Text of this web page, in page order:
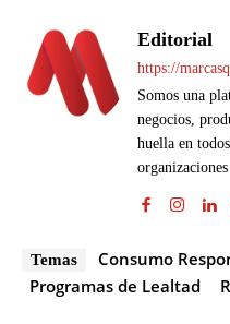
Editorial
https://
Somos una
negocios,
huella en
Temas Consumo
Programas de Lealtad